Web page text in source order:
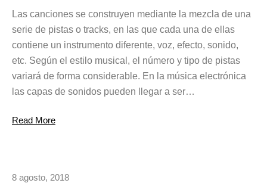
Las canciones se construyen mediante la mezcla de una
serie de pistas o tracks, en las que cada una de ellas
contiene un instrumento diferente, voz, efecto, sonido,
etc. Según el estilo musical, el número y tipo de pistas
variará de forma considerable. En la música electrónica
las capas de sonidos pueden llegar a ser…
Read More
8 agosto, 2018